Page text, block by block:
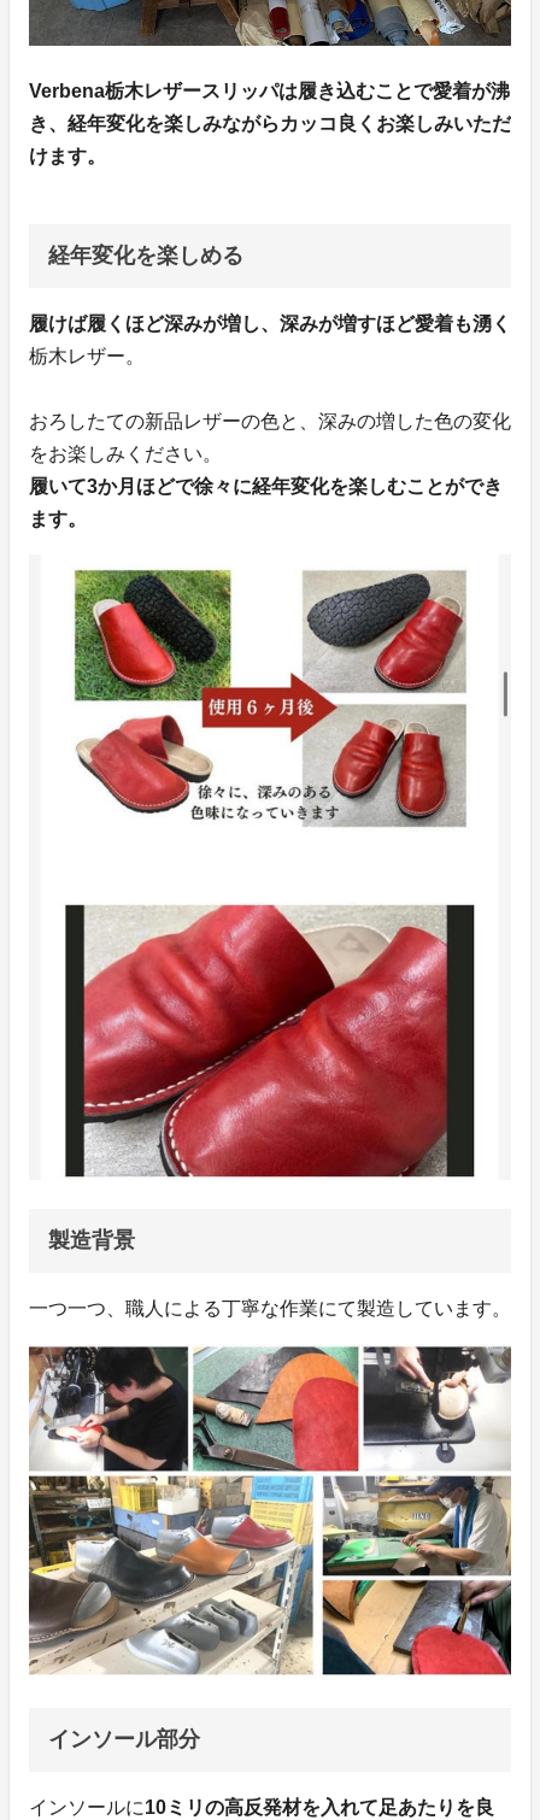
Verbena栃木レザースリッパは履き込むことで愛着が沸
き、経年変化を楽しみながらカッコ良くお楽しみいただ
けます。
経年変化を楽しめる
履けば履くほど深みが増し、深みが増すほど愛着も湧く
栃木レザー。
おろしたての新品レザーの色と、深みの増した色の変化
をお楽しみください。
履いて3か月ほどで徐々に経年変化を楽しむことができ
ます。
製造背景
一つ一つ、職人による丁寧な作業にて製造しています。
インソール部分
インソールに10ミリの高反発材を入れて足あたりを良